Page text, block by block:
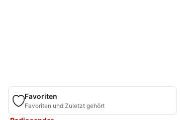
Favoriten
Favoriten und Zuletzt gehört